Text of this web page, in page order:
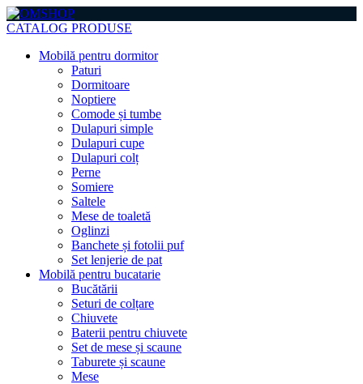
CATALOG PRODUSE
Mobilă pentru dormitor
Paturi
Dormitoare
Noptiere
Comode și tumbe
Dulapuri simple
Dulapuri cupe
Dulapuri colț
Perne
Somiere
Saltele
Mese de toaletă
Oglinzi
Banchete și fotolii puf
Set lenjerie de pat
Mobilă pentru bucatarie
Bucătării
Seturi de colțare
Chiuvete
Baterii pentru chiuvete
Set de mese și scaune
Taburete și scaune
Mese